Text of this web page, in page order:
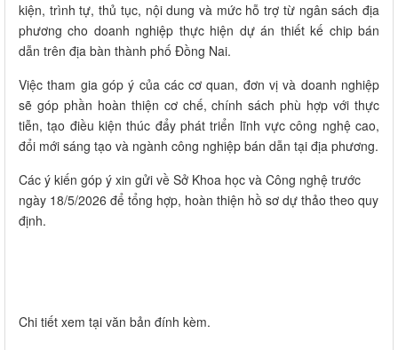
kiện, trình tự, thủ tục, nội dung và mức hỗ trợ từ ngân sách địa
phương cho doanh nghiệp thực hiện dự án thiết kế chip bán
dẫn trên địa bàn thành phố Đồng Nai.
Việc tham gia góp ý của các cơ quan, đơn vị và doanh nghiệp
sẽ góp phần hoàn thiện cơ chế, chính sách phù hợp với thực
tiễn, tạo điều kiện thúc đẩy phát triển lĩnh vực công nghệ cao,
đổi mới sáng tạo và ngành công nghiệp bán dẫn tại địa phương.
Các ý kiến góp ý xin gửi về Sở Khoa học và Công nghệ trước
ngày 18/5/2026 để tổng hợp, hoàn thiện hồ sơ dự thảo theo quy
định.
Chi tiết xem tại văn bản đính kèm.